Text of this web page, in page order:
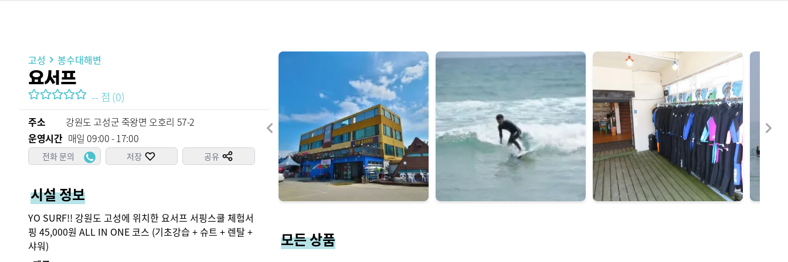
고성 봉수대해변
요서프
--점 (0)
주소
강원도 고성군 죽왕면 오호리 57-2
운영시간 매일 09:00 - 17:00
전화 문의 저장 공유
시설 정보
YO SURF!! 강원도 고성에 위치한 요서프 서핑스쿨 체험서
핑 45,000원 ALL IN ONE 코스 (기초강습 + 슈트 + 렌탈 +
샤워)
모든 상품